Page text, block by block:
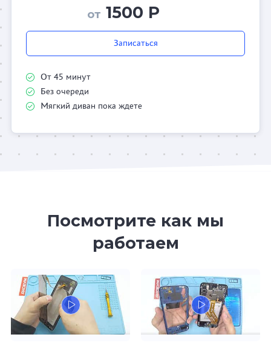
от 1500 Р
Записаться
От 45 минут
Без очереди
Мягкий диван пока ждете
Посмотрите как мы
работаем